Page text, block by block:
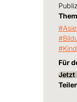
Für
Jetzt